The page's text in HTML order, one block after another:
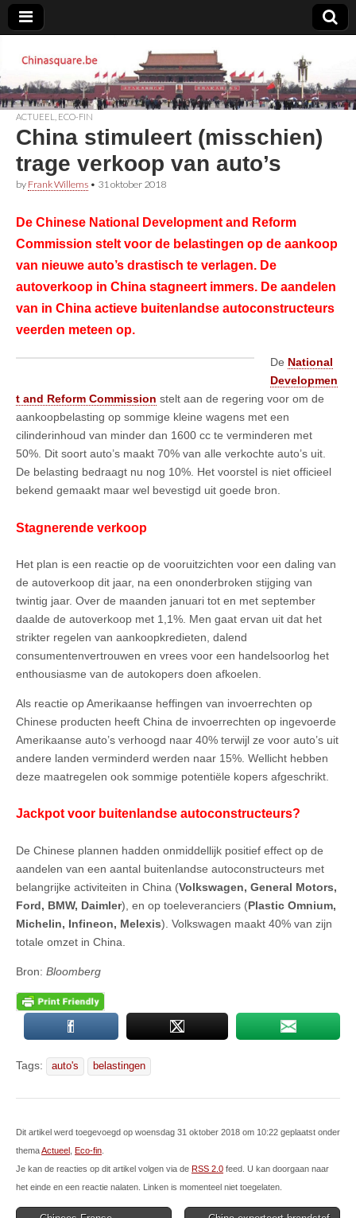
Chinasquare.be
ACTUEEL ECO-FIN
China stimuleert (misschien)
trage verkoop van auto’s
by Frank Willems • 31 oktober 2018
De Chinese National Development and Reform
Commission stelt voor de belastingen op de aankoop
van nieuwe auto’s drastisch te verlagen. De
autoverkoop in China stagneert immers. De aandelen
van in China actieve buitenlandse autoconstructeurs
veerden meteen op.
De National
Developmen
t and Reform Commission stelt aan de regering voor om de
aankoopbelasting op sommige kleine wagens met een
cilinderinhoud van minder dan 1600 cc te verminderen met
50%. Dit soort auto’s maakt 70% van alle verkochte auto’s uit.
De belasting bedraagt nu nog 10%. Het voorstel is niet officieel
bekend gemaakt maar wel bevestigd uit goede bron.
Stagnerende verkoop
Het plan is een reactie op de vooruitzichten voor een daling van
de autoverkoop dit jaar, na een ononderbroken stijging van
twintig jaar. Over de maanden januari tot en met september
daalde de autoverkoop met 1,1%. Men gaat ervan uit dat het
strikter regelen van aankoopkredieten, dalend
consumentenvertrouwen en vrees voor een handelsoorlog het
enthousiasme van de autokopers doen afkoelen.
Als reactie op Amerikaanse heffingen van invoerrechten op
Chinese producten heeft China de invoerrechten op ingevoerde
Amerikaanse auto’s verhoogd naar 40% terwijl ze voor auto’s uit
andere landen verminderd werden naar 15%. Wellicht hebben
deze maatregelen ook sommige potentiële kopers afgeschrikt.
Jackpot voor buitenlandse autoconstructeurs?
De Chinese plannen hadden onmiddellijk positief effect op de
aandelen van een aantal buitenlandse autoconstructeurs met
belangrijke activiteiten in China (Volkswagen, General Motors,
Ford, BMW, Daimler), en op toeleveranciers (Plastic Omnium,
Michelin, Infineon, Melexis). Volkswagen maakt 40% van zijn
totale omzet in China.
Bron: Bloomberg
Tags: auto's belastingen
Dit artikel werd toegevoegd op woensdag 31 oktober 2018 om 10:22 geplaatst onder
themaActueel Eco-fin
Je kan de reacties op dit artikel volgen via de RSS 2.0 feed. U kan doorgaan naar
het einde en een reactie nalaten. Linken is momenteel niet toegelaten.